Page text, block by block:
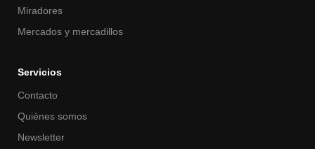
Miradores
Mercados y mercadillos
Servicios
Contacto
Quiénes somos
Newsletter